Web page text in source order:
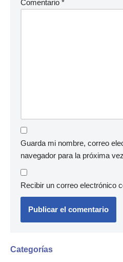
Comentario *
Guarda mi nombre, correo
navegador para la próxima
Recibir un correo electrónico
Categorías